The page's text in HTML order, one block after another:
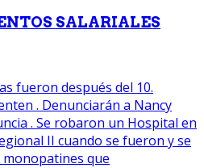
SALARIALES